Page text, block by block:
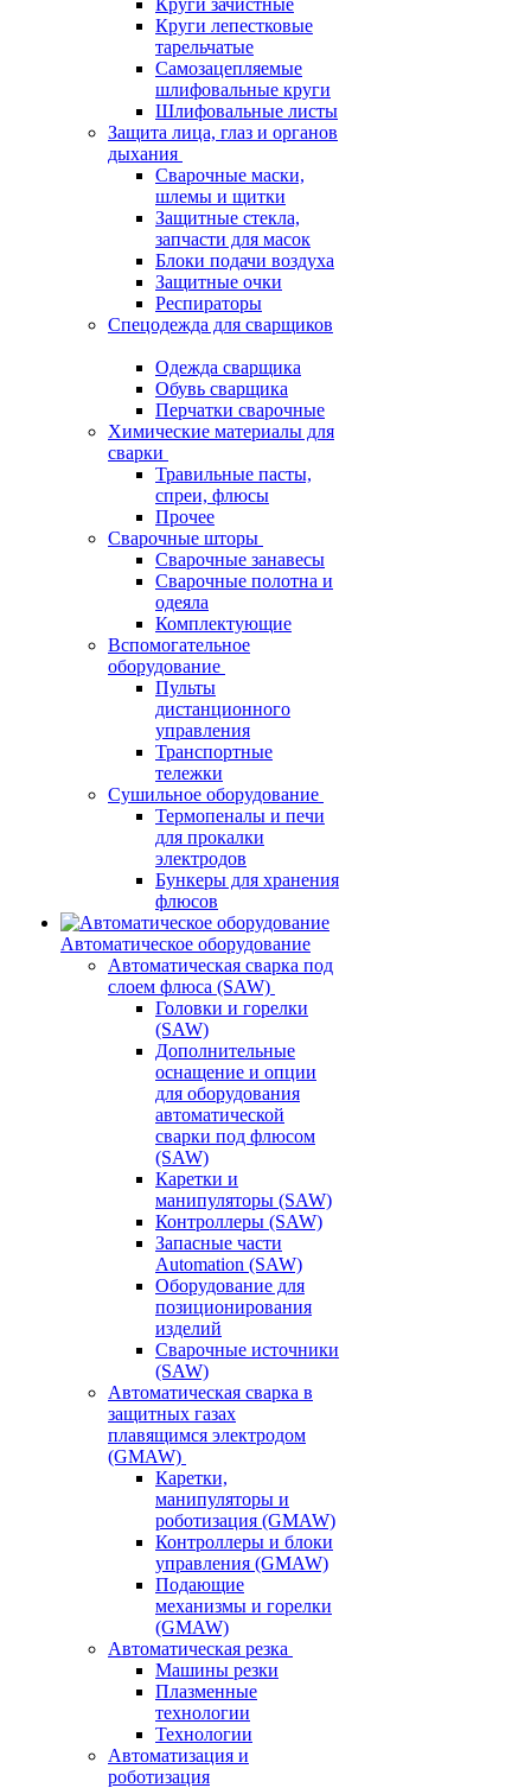
Круги зачистные
Круги лепестковые
тарельчатые
Самозацепляемые
шлифовальные круги
Шлифовальные листы
Защита лица, глаз и органов
дыхания
Сварочные маски,
шлемы и щитки
Защитные стекла,
запчасти для масок
Блоки подачи воздуха
Защитные очки
Респираторы
Спецодежда для сварщиков
Одежда сварщика
Обувь сварщика
Перчатки сварочные
Химические материалы для
сварки
Травильные пасты,
спреи, флюсы
Прочее
Сварочные шторы
Сварочные занавесы
Сварочные полотна и
одеяла
Комплектующие
Вспомогательное
оборудование
Пульты
дистанционного
управления
Транспортные
тележки
Сушильное оборудование
Термопеналы и печи
для прокалки
электродов
Бункеры для хранения
флюсов
Автоматическое оборудование
Автоматическая сварка под
слоем флюса (SAW)
Головки и горелки
(SAW)
Дополнительные
оснащение и опции
для оборудования
автоматической
сварки под флюсом
(SAW)
Каретки и
манипуляторы (SAW)
Контроллеры (SAW)
Запасные части
Automation (SAW)
Оборудование для
позиционирования
изделий
Сварочные источники
(SAW)
Автоматическая сварка в
защитных газах
плавящимся электродом
(GMAW)
Каретки,
манипуляторы и
роботизация (GMAW)
Контроллеры и блоки
управления (GMAW)
Подающие
механизмы и горелки
(GMAW)
Автоматическая резка
Машины резки
Плазменные
технологии
Технологии
Автоматизация и
роботизация